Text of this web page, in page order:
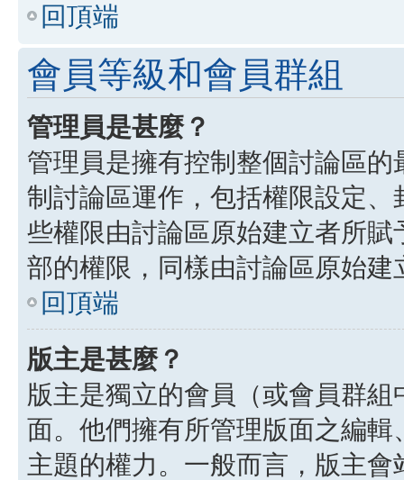
回頂端
會員等級和會員群組
管理員是甚麼？
管理員是擁有控制整個討論區
制討論區運作，包括權限設定
些權限由討論區原始建立者所
部的權限，同樣由討論區原始建
回頂端
版主是甚麼？
版主是獨立的會員（或會員群
面。他們擁有所管理版面之編
主題的權力。一般而言，版主